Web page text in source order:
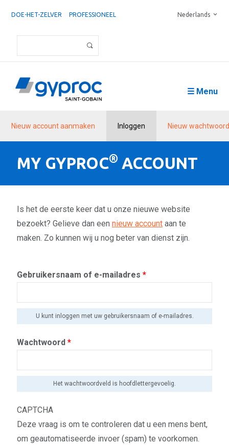
DOE-HET-ZELVER PROFESSIONEEL Nederlands
☰ Menu
Nieuw account aanmaken Inloggen Nieuw
MY GYPROC® ACCOUNT
Is het de eerste keer dat u onze nieuwe website
bezoekt? Gelieve dan een nieuw account aan te
maken. Zo kunnen wij u nog beter van dienst zijn.
Gebruikersnaam of e-mailadres *
U kunt inloggen met uw gebruikersnaam of e-mailadres.
Wachtwoord *
Het wachtwoordveld is hoofdlettergevoelig.
CAPTCHA
Deze vraag is om te controleren dat u een mens bent,
om geautomatiseerde invoer (spam) te voorkomen.